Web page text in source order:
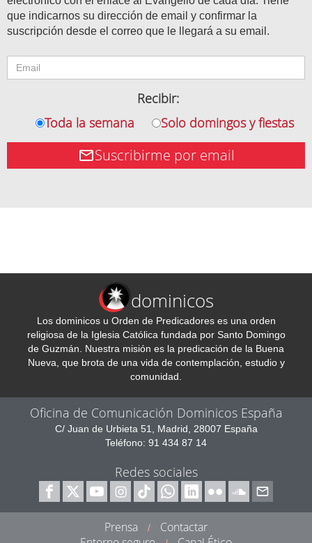
que indicarnos su dirección de email y confirmar la
suscripción desde el correo que le llegará a su email.
Recibir:
Toda la semana
Solo domingos y fiestas
Suscribirme por email
dominicos
Los dominicos u Orden de Predicadores es una orden
religiosa de la Iglesia Católica fundada por Santo Domingo
de Guzmán. Nuestra misión es la predicación de la Buena
Nueva, que brota de una vida de contemplación, estudio y
comunidad.
Oficina de Comunicación Dominicos España
C/ Juan de Urbieta 51, Madrid, 28007 España
Teléfono: 91 434 87 14
Redes sociales
Prensa /
Contactar